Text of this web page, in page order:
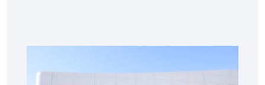
نهضة بركان على موعد في هذا الدور مع الفائز من المباراة
الغامبي، حيث يطمح الفريق […]